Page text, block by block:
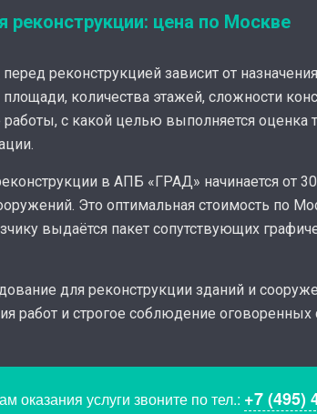
реконструкции: цена по Москве
перед реконструкцией зависит от
количества этажей, сложности
с какой целью выполняется оценка
в АПБ «‎ГРАД» начинается от
Это оптимальная стоимость по
выдаётся пакет сопутствующих
для реконструкции зданий и
работ и строгое соблюдение оговоренных
оказания услуги звоните по тел.: +7 (495)